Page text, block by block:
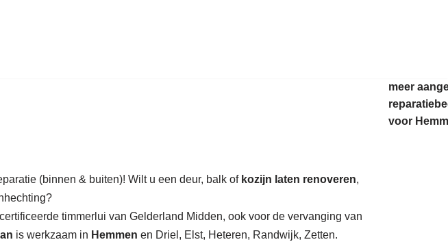
(binnen & buiten)! Wilt u een deur, balk of kozijn laten renoveren,
timmerlui van Gelderland Midden, ook voor de vervanging van
is werkzaam in Hemmen en Driel, Elst, Heteren, Randwijk, Zetten.
meer
voor